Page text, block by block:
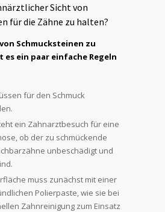
Sicht von
für die Zähne zu halten?
Schmucksteinen zu
ein paar einfache Regeln
für den Schmuck
ein Zahnarztbesuch für eine
ob der zu schmückende
unbeschädigt und
muss zunächst mit einer
Polierpaste, wie sie bei
Zahnreinigung zum Einsatz